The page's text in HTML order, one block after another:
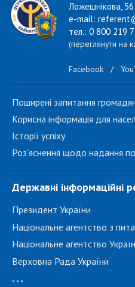
Ложешнікова, 56
e-mail:
тел.: 0 800 219
(переглянути на
Facebook /
Поширені запитання
Корисна інформація для
Історії успіху
Роз'яснення щодо надання
Державні інформаційні
Президент України
Національне агентство з
Національне агентство
Верховна Рада України
...